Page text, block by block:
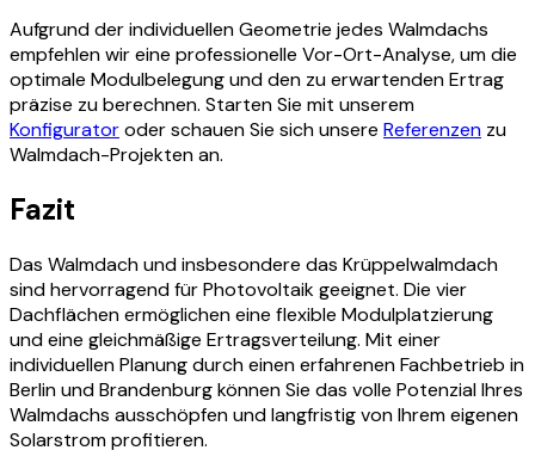
Aufgrund der individuellen Geometrie jedes Walmdachs
empfehlen wir eine professionelle Vor-Ort-Analyse, um die
optimale Modulbelegung und den zu erwartenden Ertrag
präzise zu berechnen. Starten Sie mit unserem
Konfiguratoroder schauen Sie sich unsere Referenzen zu
Walmdach-Projekten an.
Fazit
Das Walmdach und insbesondere das Krüppelwalmdach
sind hervorragend für Photovoltaik geeignet. Die vier
Dachflächen ermöglichen eine flexible Modulplatzierung
und eine gleichmäßige Ertragsverteilung. Mit einer
individuellen Planung durch einen erfahrenen Fachbetrieb in
Berlin und Brandenburg können Sie das volle Potenzial Ihres
Walmdachs ausschöpfen und langfristig von Ihrem eigenen
Solarstrom profitieren.